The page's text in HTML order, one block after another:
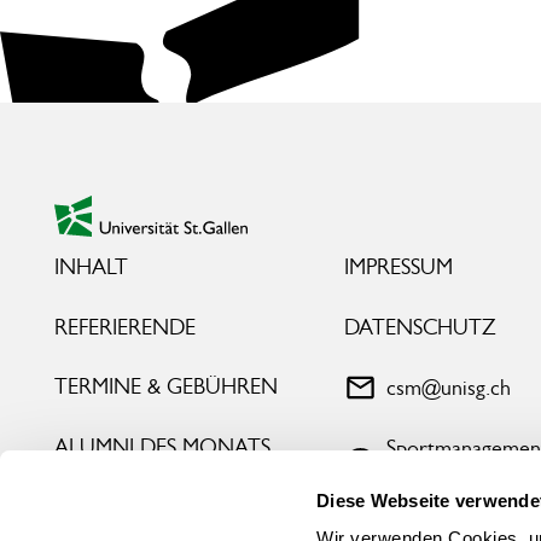
Diese Webseite
zur Startseite
INHALT
REFERIERENDE
TERMINE & GEBÜHREN
ALUMNI DES MONATS
IMPRESSUM
DATENSCHUTZ
csm@unisg.ch